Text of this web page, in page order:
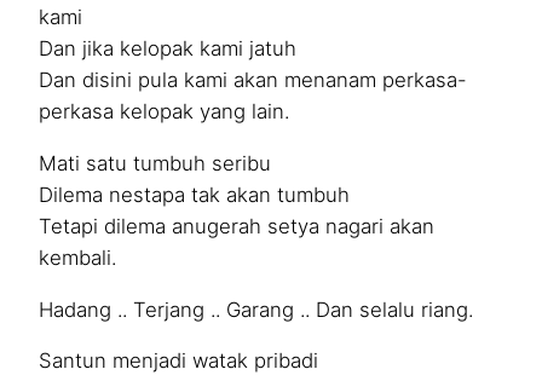
kami
Dan jika kelopak kami jatuh
Dan disini pula kami akan menanam perkasa-
perkasa kelopak yang lain.
Mati satu tumbuh seribu
Dilema nestapa tak akan tumbuh
Tetapi dilema anugerah setya nagari akan
kembali.
Hadang .. Terjang .. Garang .. Dan selalu riang.
Santun menjadi watak pribadi